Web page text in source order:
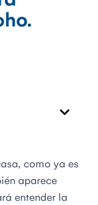
como ya es
aparece
entender la